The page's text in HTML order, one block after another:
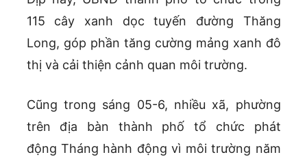
115 cây xanh dọc tuyến đường Thăng
Long, góp phần tăng cường mảng xanh đô
thị và cải thiện cảnh quan môi trường.
Cũng trong sáng 05-6, nhiều xã, phường
trên địa bàn thành phố tổ chức phát
động Tháng hành động vì môi trường năm